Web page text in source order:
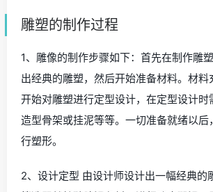
雕塑的制作过程
1、雕像的制作步骤如下：首先在制作雕
出经典的雕塑，然后开始准备材料。材料
开始对雕塑进行定型设计，在定型设计时
造型骨架或挂泥等等。一切准备就绪以后
行塑形。
2、设计定型 由设计师设计出一幅经典的